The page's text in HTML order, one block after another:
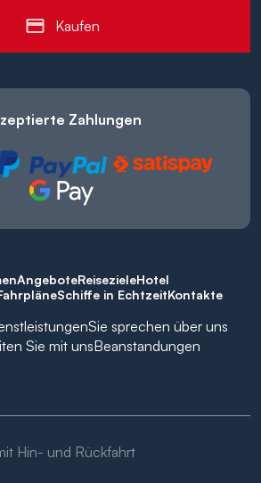
Kaufen
Zahlungen
AngeboteReisezieleHotel
Schiffe in EchtzeitKontakte
Sie sprechen über uns
Sie mit unsBeanstandungen
Hin- und Rückfahrt